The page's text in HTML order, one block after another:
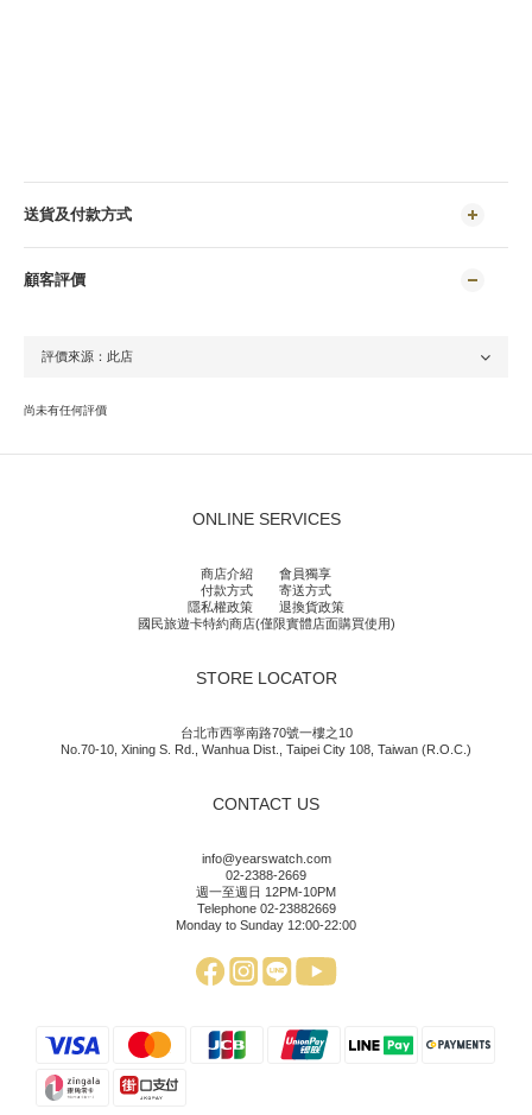
送貨及付款方式
顧客評價
尚未有任何評價
ONLINE SERVICES
商店介紹
會員獨享
付款方式
寄送方式
隱私權政策
退換貨政策
國民旅遊卡特約商店(僅限實體店面購買使用)
STORE LOCATOR
台北市西寧南路70號一樓之10
No.70-10, Xining S. Rd., Wanhua Dist., Taipei City 108, Taiwan (R.O.C.)
CONTACT US
info@yearswatch.com
02-2388-2669
週一至週日 12PM-10PM
Telephone 02-23882669
Monday to Sunday 12:00-22:00